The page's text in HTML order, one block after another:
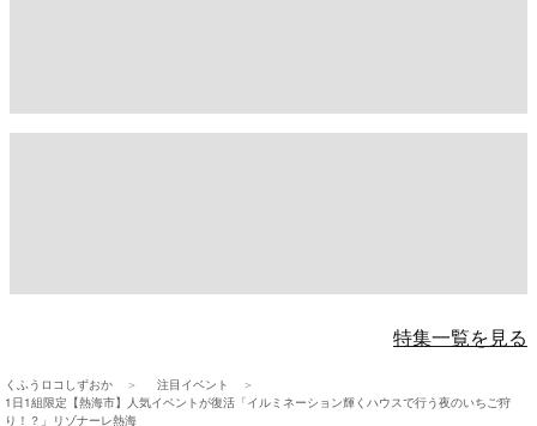
特集一覧を見る
くふうロコしずおか
注目イベント
1日1組限定【熱海市】人気イベントが復活「イルミネーション輝くハウスで行う夜のいちご狩
り！？」リゾナーレ熱海